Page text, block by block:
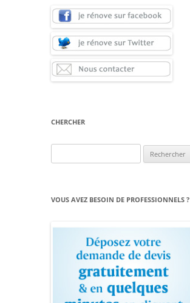
CHERCHER
VOUS AVEZ BESOIN DE PROFESSIONNELS ?